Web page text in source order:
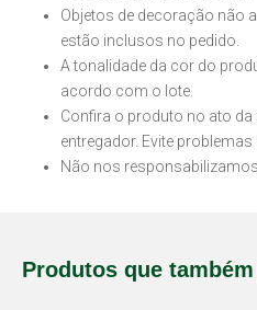
Objetos de decoração não
estão inclusos no pedido.
A tonalidade da cor do
acordo com o lote.
Confira o produto no ato
entregador. Evite problemas
Não nos
Produtos que